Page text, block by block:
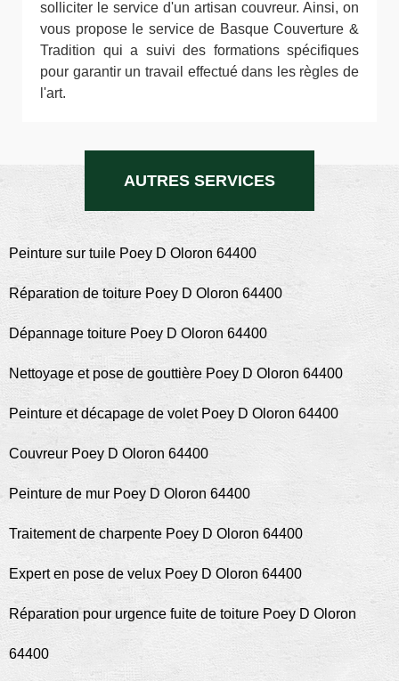
solliciter le service d'un artisan couvreur. Ainsi, on
vous propose le service de Basque Couverture &
Tradition qui a suivi des formations spécifiques
pour garantir un travail effectué dans les règles de
l'art.
AUTRES SERVICES
Peinture sur tuile Poey D Oloron 64400
Réparation de toiture Poey D Oloron 64400
Dépannage toiture Poey D Oloron 64400
Nettoyage et pose de gouttière Poey D Oloron 64400
Peinture et décapage de volet Poey D Oloron 64400
Couvreur Poey D Oloron 64400
Peinture de mur Poey D Oloron 64400
Traitement de charpente Poey D Oloron 64400
Expert en pose de velux Poey D Oloron 64400
Réparation pour urgence fuite de toiture Poey D Oloron
64400